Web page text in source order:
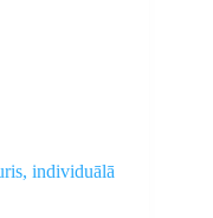
individuālā